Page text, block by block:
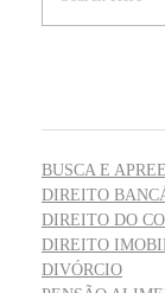
BUSCA E
DIREITO
DIREITO DO
DIREITO
DIVÓRCIO